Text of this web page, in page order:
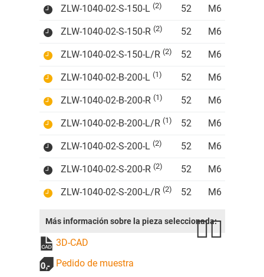
ZLW-1040-02-S-150-L (2) 52 M6
ZLW-1040-02-S-150-R (2) 52 M6
ZLW-1040-02-S-150-L/R (2) 52 M6
ZLW-1040-02-B-200-L (1) 52 M6
ZLW-1040-02-B-200-R (1) 52 M6
ZLW-1040-02-B-200-L/R (1) 52 M6
ZLW-1040-02-S-200-L (2) 52 M6
ZLW-1040-02-S-200-R (2) 52 M6
ZLW-1040-02-S-200-L/R (2) 52 M6
Más información sobre la pieza seleccionada:
3D-CAD
Pedido de muestra